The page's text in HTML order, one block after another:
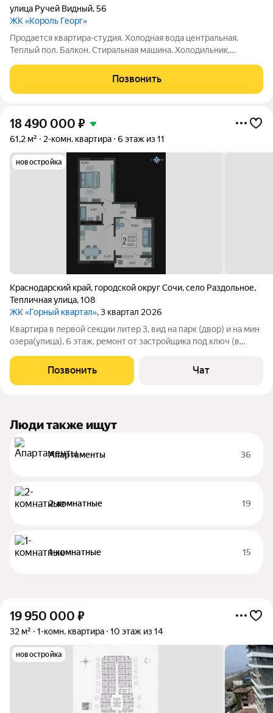
улица Ручей Видный,56
ЖК «Король Георг»
Продается квартира-студия. Холодная вода центральная.
Теплый пол. Балкон. Стиральная машина. Холодильник,
Горячая вода-электрический бойлер. Мат капитал, ипатека,
обмен-не рассматриваю. Всю мебель
Позвонить
18 490 000 ₽
61,2 м² 2-комн. квартира 6 этаж из 11
новостройка
Краснодарский край, городской округ Сочи,село Раздольное,
Тепличная улица,108
ЖК «Горный квартал», 3 квартал 2026
Квартира в первой секции литер 3, вид на парк (двор) и на мин
озера(улица), 6 этаж, ремонт от застройщика под ключ (в
передачу ключей планируется до конца года. Обременение
ВТБ 10,5 млн.
Позвонить Чат
Люди также ищут
Апартаменты 36
2-комнатные 19
1-комнатные 15
19 950 000 ₽
32 м² 1-комн. квартира 10 этаж из 14
новостройка